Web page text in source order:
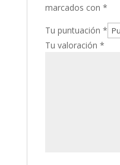
marcados con *
Tu puntuación *
Tu valoración *